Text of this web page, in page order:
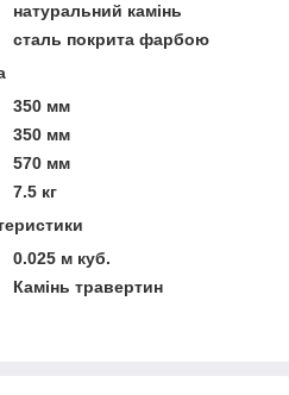
натуральний камінь
сталь покрита фарбою
350 мм
350 мм
570 мм
7.5 кг
0.025 м куб.
Камінь травертин